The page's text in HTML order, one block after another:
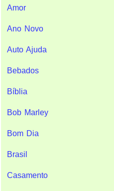
Amor
Ano Novo
Auto Ajuda
Bebados
Bíblia
Bob Marley
Bom Dia
Brasil
Casamento